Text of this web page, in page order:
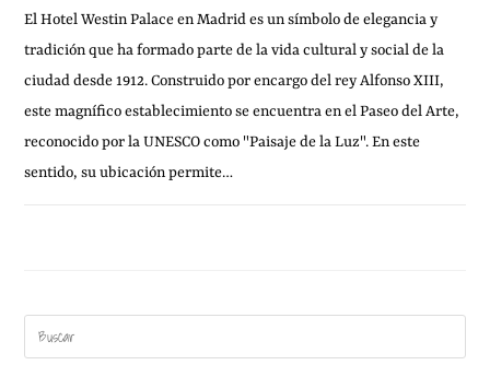
El Hotel Westin Palace en Madrid es un símbolo de elegancia y
tradición que ha formado parte de la vida cultural y social de la
ciudad desde 1912. Construido por encargo del rey Alfonso XIII,
este magnífico establecimiento se encuentra en el Paseo del Arte,
reconocido por la UNESCO como "Paisaje de la Luz". En este
sentido, su ubicación permite…